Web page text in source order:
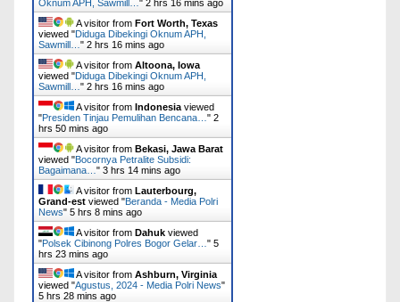
Oknum APH, Sawmill… " 2 hrs 16 mins ago
A visitor from Fort Worth, Texas
viewed "Diduga Dibekingi Oknum APH,
Sawmill… " 2 hrs 16 mins ago
A visitor from Altoona, Iowa
viewed "Diduga Dibekingi Oknum APH,
Sawmill… " 2 hrs 16 mins ago
A visitor from Indonesia viewed
"‎Presiden Tinjau Pemulihan Bencana… " 2
hrs 50 mins ago
A visitor from Bekasi, Jawa Barat
viewed "Bocornya Petralite Subsidi:
Bagaimana… " 3 hrs 14 mins ago
A visitor from Lauterbourg,
Grand-est viewed "Beranda - Media Polri
News" 5 hrs 8 mins ago
A visitor from Dahuk viewed
"Polsek Cibinong Polres Bogor Gelar… " 5
hrs 23 mins ago
A visitor from Ashburn, Virginia
viewed "Agustus, 2024 - Media Polri News"
5 hrs 28 mins ago